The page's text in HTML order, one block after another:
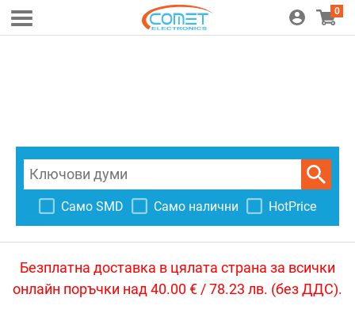
0
Само SMD Само налични HotPrice
Безплатна доставка в цялата страна за всички
онлайн поръчки над 40.00 € / 78.23 лв. (без ДДС).